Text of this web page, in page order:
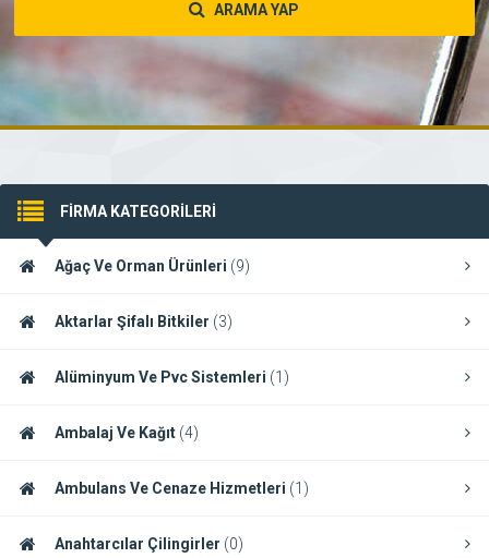
ARAMA YAP
FİRMA KATEGORİLERİ
Ağaç Ve Orman Ürünleri (9)
Aktarlar Şifalı Bitkiler (3)
Alüminyum Ve Pvc Sistemleri (1)
Ambalaj Ve Kağıt (4)
Ambulans Ve Cenaze Hizmetleri (1)
Anahtarcılar Çilingirler (0)